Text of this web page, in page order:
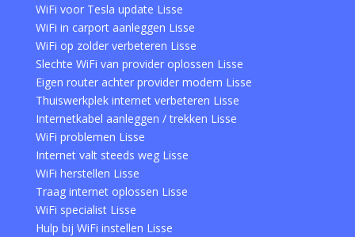
WiFi voor Tesla update Lisse
WiFi in carport aanleggen Lisse
WiFi op zolder verbeteren Lisse
Slechte WiFi van provider oplossen Lisse
Eigen router achter provider modem Lisse
Thuiswerkplek internet verbeteren Lisse
Internetkabel aanleggen / trekken Lisse
WiFi problemen Lisse
Internet valt steeds weg Lisse
WiFi herstellen Lisse
Traag internet oplossen Lisse
WiFi specialist Lisse
Hulp bij WiFi instellen Lisse